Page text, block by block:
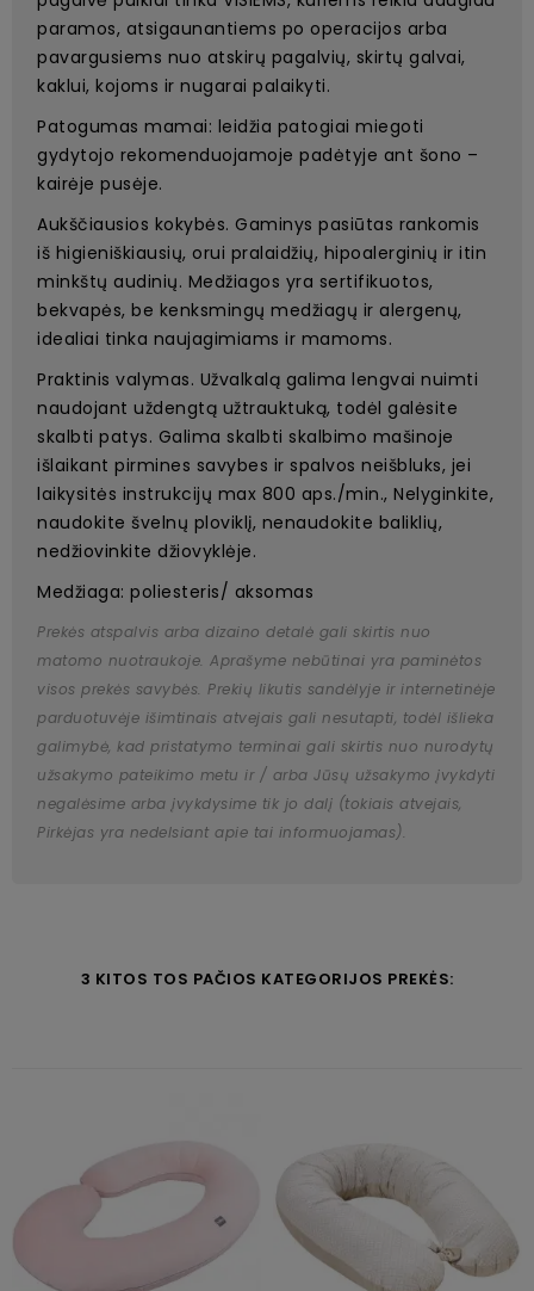
paramos, atsigaunantiems po operacijos arba
pavargusiems nuo atskirų pagalvių, skirtų galvai,
kaklui, kojoms ir nugarai palaikyti.
Patogumas mamai: leidžia patogiai miegoti
gydytojo rekomenduojamoje padėtyje ant šono –
kairėje pusėje.
Aukščiausios kokybės. Gaminys pasiūtas rankomis
iš higieniškiausių, orui pralaidžių, hipoalerginių ir itin
minkštų audinių. Medžiagos yra sertifikuotos,
bekvapės, be kenksmingų medžiagų ir alergenų,
idealiai tinka naujagimiams ir mamoms.
Praktinis valymas. Užvalkalą galima lengvai nuimti
naudojant uždengtą užtrauktuką, todėl galėsite
skalbti patys. Galima skalbti skalbimo mašinoje
išlaikant pirmines savybes ir spalvos neišbluks, jei
laikysitės instrukcijų max 800 aps./min., Nelyginkite,
naudokite švelnų ploviklį, nenaudokite baliklių,
nedžiovinkite džiovyklėje.
Medžiaga: poliesteris/ aksomas
Prekės atspalvis arba dizaino detalė gali skirtis nuo
matomo nuotraukoje. Aprašyme nebūtinai yra paminėtos
visos prekės savybės. Prekių likutis sandėlyje ir internetinėje
parduotuvėje išimtinais atvejais gali nesutapti, todėl išlieka
galimybė, kad pristatymo terminai gali skirtis nuo nurodytų
užsakymo pateikimo metu ir / arba Jūsų užsakymo įvykdyti
negalėsime arba įvykdysime tik jo dalį (tokiais atvejais,
Pirkėjas yra nedelsiant apie tai informuojamas).
3 KITOS TOS PAČIOS KATEGORIJOS PREKĖS: